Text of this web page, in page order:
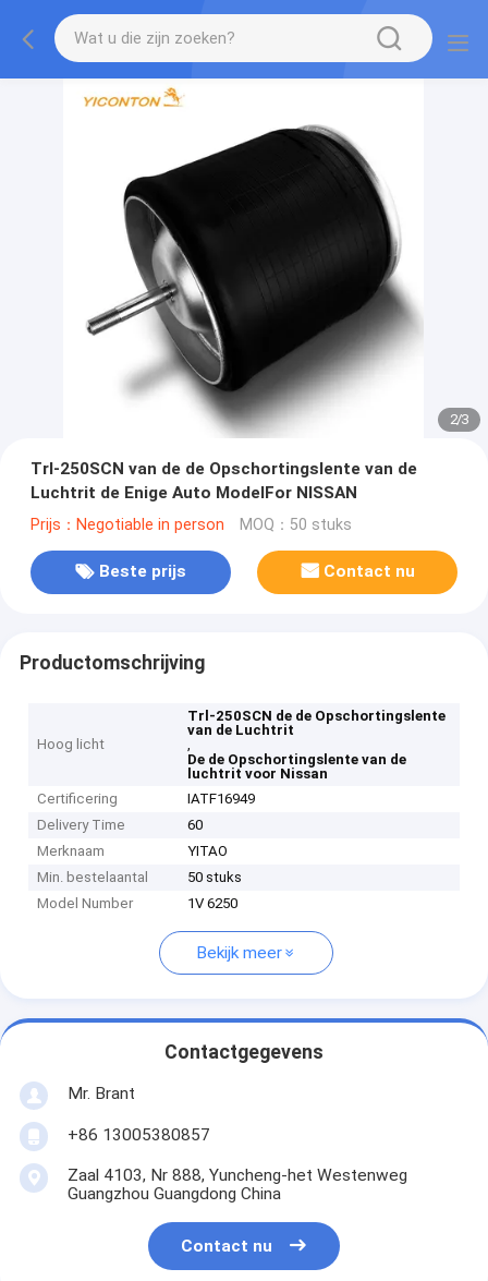
2/3
Trl-250SCN van de de Opschortingslente van de
Luchtrit de Enige Auto ModelFor NISSAN
Prijs：Negotiable in person MOQ：50 stuks
Beste prijs Contact nu
Productomschrijving
Hoog licht
Trl-250SCN de de Opschortingslente
van de Luchtrit
,
De de Opschortingslente van de
luchtrit voor Nissan
Certificering
IATF16949
Delivery Time
60
Merknaam
YITAO
Min. bestelaantal
50 stuks
Model Number
1V 6250
Bekijk meer
Contactgegevens
Mr. Brant
+86 13005380857
Zaal 4103, Nr 888, Yuncheng-het Westenweg
Guangzhou Guangdong China
Contact nu